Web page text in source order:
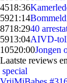
4518:36
5921:14
8718:2940
5913:04AIVD-
10520:00Jongen
Laatste reviews
special